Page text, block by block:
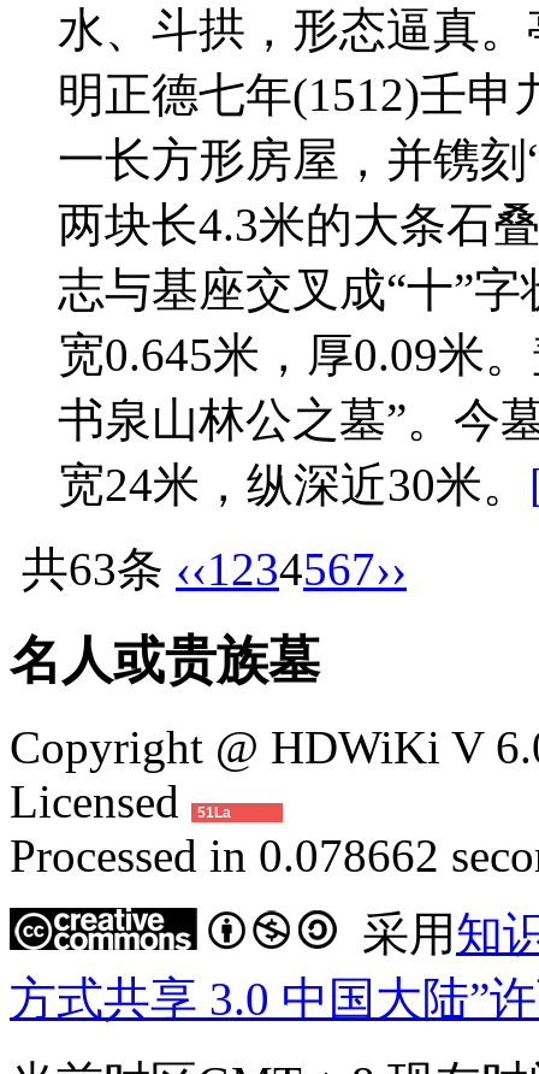
水、斗拱，形态逼真
明正德七年(1512)壬申
一长方形房屋，并镌刻
两块长4.3米的大条石
志与基座交叉成“十”
宽0.645米，厚0.09米
书泉山林公之墓”。今
宽24米，纵深近30米。
共63条 ‹‹1234567››
名人或贵族墓
Copyright @ HDWiKi V
Licensed
51La
Processed in 0.078662
采用知
方式共享 3.0 中国大陆”